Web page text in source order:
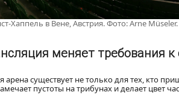
Хаппель в Вене, Австрия. Фото: Arne
меняет требования
арена существует не только для тех, кто
пустоты на трибунах и делает цвет